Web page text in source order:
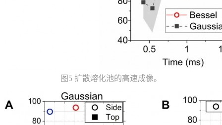
图5 扩散熔化池的高速成像。